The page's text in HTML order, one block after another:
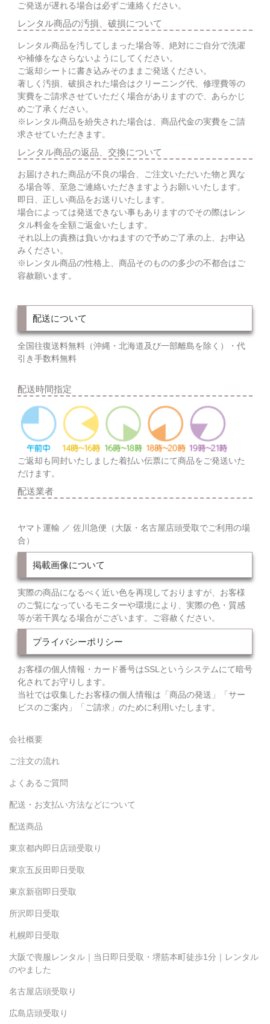
ご発送が遅れる場合は必ずご連絡ください。
レンタル商品の汚損、破損について
レンタル商品を汚してしまった場合等、絶対にご自分で洗濯
や補修をなさらないようにしてください。
ご返却シートに書き込みそのままご発送ください。
著しく汚損、破損された場合はクリーニング代、修理費等の
実費をご請求させていただく場合がありますので、あらかじ
めご了承ください。
※レンタル商品を紛失された場合は、商品代金の実費をご請
求させていただきます。
レンタル商品の返品、交換について
お届けされた商品が不良の場合、ご注文いただいた物と異な
る場合等、至急ご連絡いただきますようお願いいたします。
即日、正しい商品をお送りいたします。
場合によっては発送できない事もありますのでその際はレン
タル料金を全額ご返金いたします。
それ以上の責務は負いかねますので予めご了承の上、お申込
みください。
※レンタル商品の性格上、商品そのものの多少の不都合はご
容赦願います。
配送について
全国往復送料無料（沖縄・北海道及び一部離島を除く）・代
引き手数料無料
配送時間指定
ご返却も同封いたしました着払い伝票にて商品をご発送いた
だけます。
配送業者
ヤマト運輸 ／ 佐川急便（大阪・名古屋店頭受取でご利用の場
合）
掲載画像について
実際の商品になるべく近い色を再現しておりますが、お客様
のご覧になっているモニターや環境により、実際の色・質感
等が若干異なる場合がございます。ご容赦ください。
プライバシーポリシー
お客様の個人情報・カード番号はSSLというシステムにて暗号
化されてお守りします。
当社では収集したお客様の個人情報は「商品の発送」「サー
ビスのご案内」「ご請求」のために利用いたします。
会社概要
ご注文の流れ
よくあるご質問
配送・お支払い方法などについて
配送商品
東京都内即日店頭受取り
東京五反田即日受取
東京新宿即日受取
所沢即日受取
札幌即日受取
大阪で喪服レンタル｜当日即日受取・堺筋本町徒歩1分｜レンタル
のやました
名古屋店頭受取り
広島店頭受取り